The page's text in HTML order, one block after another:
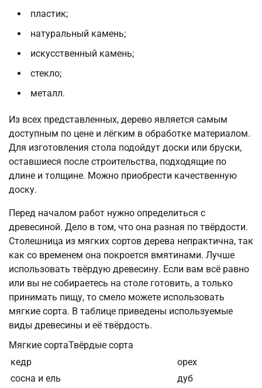
пластик;
натуральный камень;
искусственный камень;
стекло;
металл.
Из всех представленных, дерево является самым
доступным по цене и лёгким в обработке материалом.
Для изготовления стола подойдут доски или бруски,
оставшиеся после строительства, подходящие по
длине и толщине. Можно приобрести качественную
доску.
Перед началом работ нужно определиться с
древесиной. Дело в том, что она разная по твёрдости.
Столешница из мягких сортов дерева непрактична, так
как со временем она покроется вмятинами. Лучше
использовать твёрдую древесину. Если вам всё равно
или вы не собираетесь на столе готовить, а только
принимать пищу, то смело можете использовать
мягкие сорта. В таблице приведены используемые
виды древесины и её твёрдость.
Мягкие сортаТвёрдые сорта
кедр
орех
сосна и ель
дуб